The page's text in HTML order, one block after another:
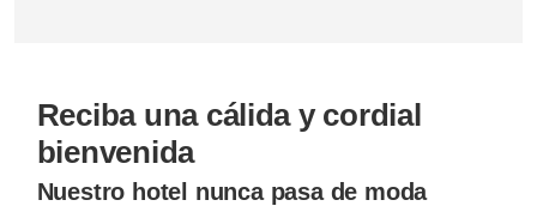
Reciba una cálida y cordial
bienvenida
Nuestro hotel nunca pasa de moda